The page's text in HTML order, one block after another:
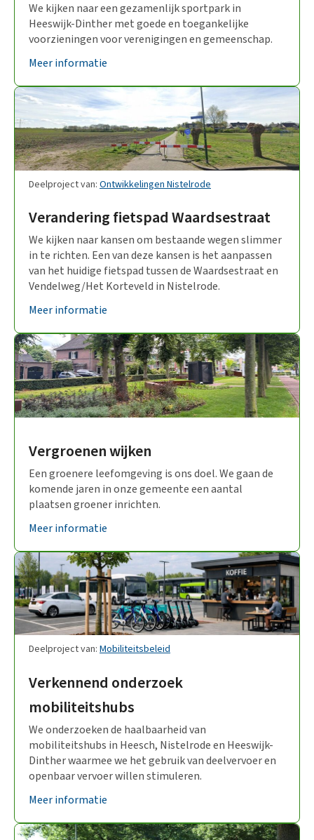
We kijken naar een gezamenlijk sportpark in
Heeswijk-Dinther met goede en toegankelijke
voorzieningen voor verenigingen en gemeenschap.
Meer informatie
Deelproject van: Ontwikkelingen Nistelrode
Verandering fietspad Waardsestraat
We kijken naar kansen om bestaande wegen slimmer
in te richten. Een van deze kansen is het aanpassen
van het huidige fietspad tussen de Waardsestraat en
Vendelweg/Het Korteveld in Nistelrode.
Meer informatie
Vergroenen wijken
Een groenere leefomgeving is ons doel. We gaan de
komende jaren in onze gemeente een aantal
plaatsen groener inrichten.
Meer informatie
Deelproject van: Mobiliteitsbeleid
Verkennend onderzoek
mobiliteitshubs
We onderzoeken de haalbaarheid van
mobiliteitshubs in Heesch, Nistelrode en Heeswijk-
Dinther waarmee we het gebruik van deelvervoer en
openbaar vervoer willen stimuleren.
Meer informatie